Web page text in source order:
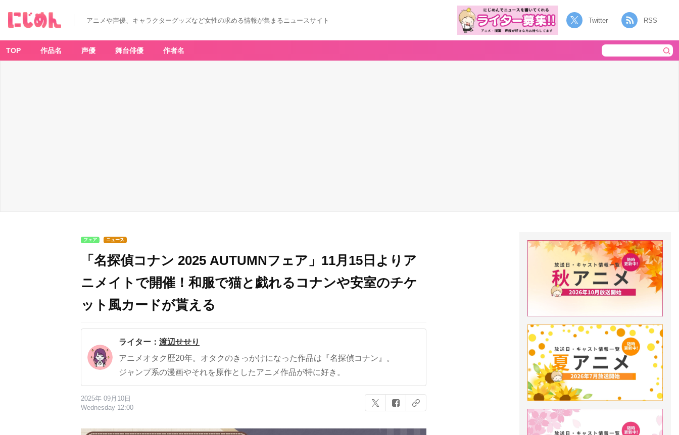
アニメや声優、キャラクターグッズなど女性の求める情報が集まるニュースサイト Twitter RSS
TOP 作品名 声優 舞台俳優 作者名
フェア ニュース
「名探偵コナン 2025 AUTUMNフェア」11月15日よりア
ニメイトで開催！和服で猫と戯れるコナンや安室のチケ
ット風カードが貰える
ライター： 渡辺せせり
アニメオタク歴20年。オタクのきっかけになった作品は『名探偵コナン』。
ジャンプ系の漫画やそれを原作としたアニメ作品が特に好き。
2025年 09月10日
Wednesday 12:00